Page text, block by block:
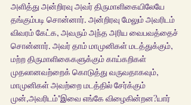
அளித்து அன்றிரவு அவர் திருமாளிகையிலேயே
தங்கும்படி சொன்னார். அன்றிரவு மேலும் அவரிடம்
விவரம் கேட்க, அவரும் அந்த அரிய வைபவத்தைச்
சொன்னார். அவர் தாம் மாமுனிகள் மடத்துக்கும்,
மற்ற திருமாளிகைகளுக்கும் காய்கறிகள்
முதலானவற்றைக் கொடுத்து வருவதாகவும்,
மாமுனிகள் அவற்றை மடத்தில் சேர்க்கும்
முன்,அவரிடம்"இவை எங்கே விழைகின்றன?யார்